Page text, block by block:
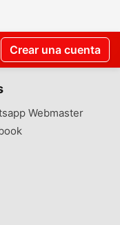
Crear una cuenta
Webmaster